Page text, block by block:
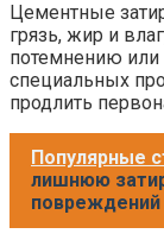
Цементные
грязь, жир и
потемнению или
специальных
продлить
Популярные
лишнюю